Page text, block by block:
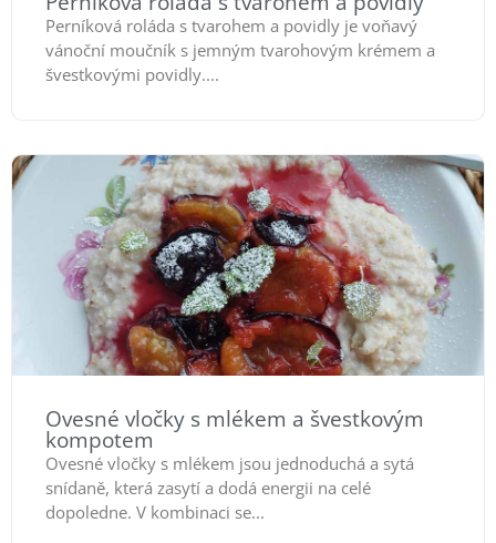
Perníková roláda s tvarohem a povidly je voňavý
vánoční moučník s jemným tvarohovým krémem a
švestkovými povidly....
Ovesné vločky s mlékem a švestkovým
kompotem
Ovesné vločky s mlékem jsou jednoduchá a sytá
snídaně, která zasytí a dodá energii na celé
dopoledne. V kombinaci se...